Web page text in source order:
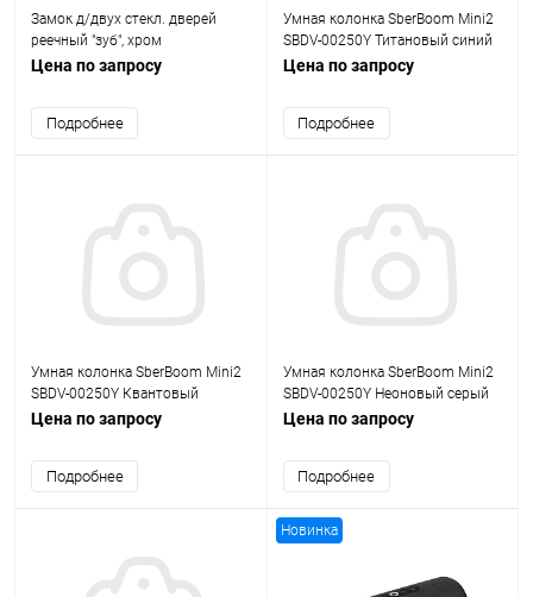
Замок д/двух стекл. дверей
реечный "зуб", хром
Цена по запросу
Подробнее
Умная колонка SberBoom Mini2
SBDV-00250Y Титановый синий
Цена по запросу
Подробнее
Умная колонка SberBoom Mini2
SBDV-00250Y Квантовый
черный
Цена по запросу
Подробнее
Умная колонка SberBoom Mini2
SBDV-00250Y Неоновый серый
Цена по запросу
Подробнее
Новинка